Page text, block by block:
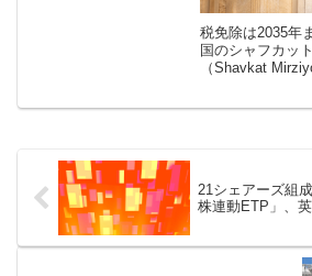
税免除は2035年
国のシャフカッ
（Shavkat
21シェアーズ組
株連動ETP」、